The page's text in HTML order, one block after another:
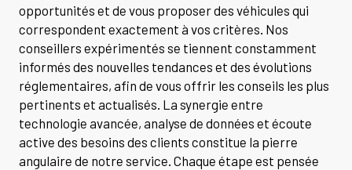
opportunités et de vous proposer des véhicules qui
correspondent exactement à vos critères. Nos
conseillers expérimentés se tiennent constamment
informés des nouvelles tendances et des évolutions
réglementaires, afin de vous offrir les conseils les plus
pertinents et actualisés. La synergie entre
technologie avancée, analyse de données et écoute
active des besoins des clients constitue la pierre
angulaire de notre service. Chaque étape est pensée